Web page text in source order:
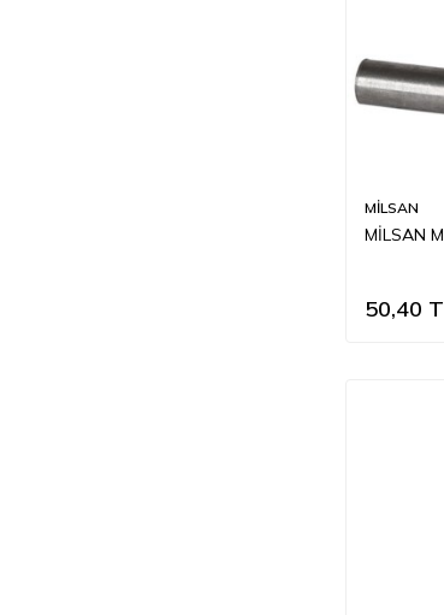
MİLSAN
MİLSAN
50,40